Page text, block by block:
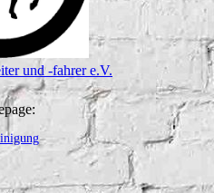
und -fahrer e.V.